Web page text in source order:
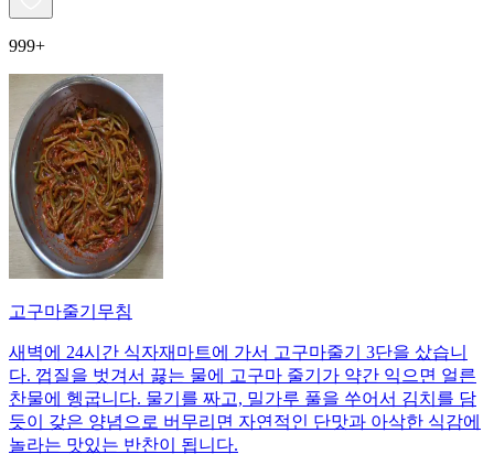
999+
고구마줄기무침
새벽에 24시간 식자재마트에 가서 고구마줄기 3단을 샀습니
다. 껍질을 벗겨서 끓는 물에 고구마 줄기가 약간 익으면 얼른
찬물에 헹굽니다. 물기를 짜고, 밀가루 풀을 쑤어서 김치를 담
듯이 갖은 양념으로 버무리면 자연적인 단맛과 아삭한 식감에
놀라는 맛있는 반찬이 됩니다.